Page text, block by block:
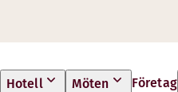
Hotell Möten Företag